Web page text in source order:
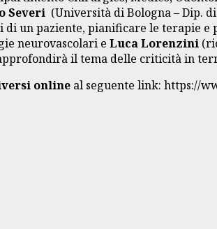
Severi (Università di Bologna – Dip.
un paziente, pianificare le terapie
neurovascolari e LucaLorenzini
il tema delle criticità in
online al seguente link: https://